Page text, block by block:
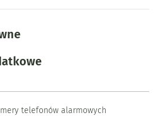
telefonów alarmowych